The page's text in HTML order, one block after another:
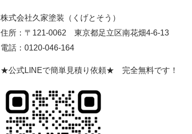
株式会社久家塗装（くげとそう）
住所：〒121-0062 東京都足立区南花畑4-6-13
電話：0120-046-164
★公式LINEで簡単見積り依頼★ 完全無料です！